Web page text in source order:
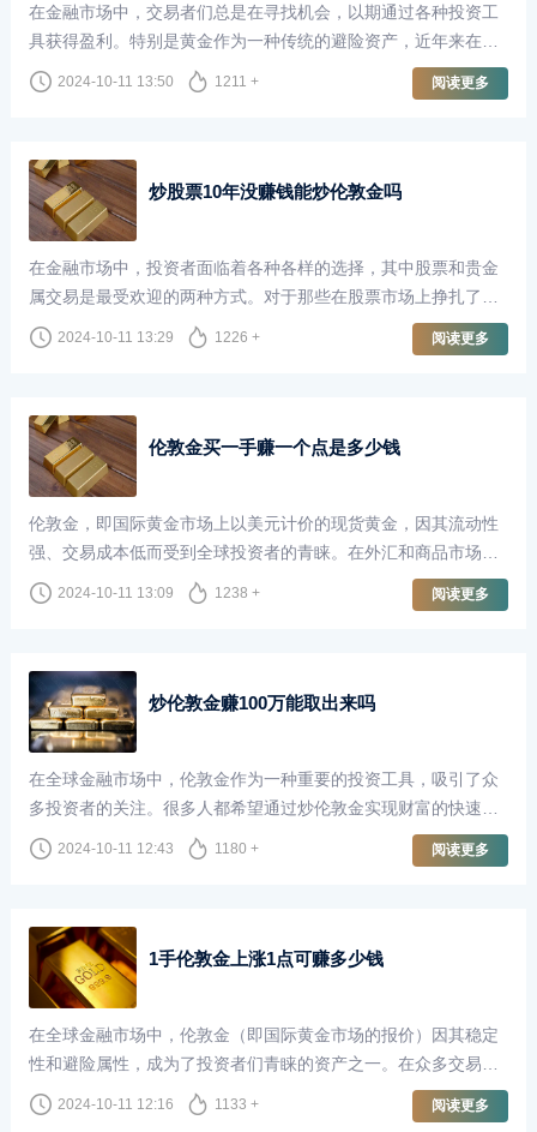
在金融市场中，交易者们总是在寻找机会，以期通过各种投资工
具获得盈利。特别是黄金作为一种传统的避险资产，近年来在全
球经济不确定性加剧的背景下，受到了越来越多投资者的青睐。
长江交易作为国内知名的贵金属交易平台，提供了丰富的交易机
易伦敦金一个点究竟可以赚多少呢？
2024-10-11 13:50 1211 + 阅读更多
炒股票10年没赚钱能炒伦敦金吗
在金融市场中，投资者面临着各种各样的选择，其中股票和贵金
属交易是最受欢迎的两种方式。对于那些在股票市场上挣扎了十
年却未能盈利的投资者来说，转向伦敦金（即黄金现货市场）是
否可行，成为了一个值得探讨的话题。
2024-10-11 13:29 1226 + 阅读更多
伦敦金买一手赚一个点是多少钱
伦敦金，即国际黄金市场上以美元计价的现货黄金，因其流动性
强、交易成本低而受到全球投资者的青睐。在外汇和商品市场
中，伦敦金的交易方式与其他金融工具相似，但由于其独特的性
质，成交点数（即“点”）的价值在投资者计算收益时尤为重要。
2024-10-11 13:09 1238 + 阅读更多
炒伦敦金赚100万能取出来吗
在全球金融市场中，伦敦金作为一种重要的投资工具，吸引了众
多投资者的关注。很多人都希望通过炒伦敦金实现财富的快速增
长，甚至梦想着一夜暴富。尤其是当我们听到有人通过伦敦金交
易赚取了100万甚至更多时，这种想法更是愈发强烈。然而，炒
进行深入探讨。
2024-10-11 12:43 1180 + 阅读更多
1手伦敦金上涨1点可赚多少钱
在全球金融市场中，伦敦金（即国际黄金市场的报价）因其稳定
性和避险属性，成为了投资者们青睐的资产之一。在众多交易者
中，尤其是那些专注于短线交易和波段交易的投资者，了解伦敦
金的价格波动以及每一点波动所带来的收益，显得尤为重要。
2024-10-11 12:16 1133 + 阅读更多